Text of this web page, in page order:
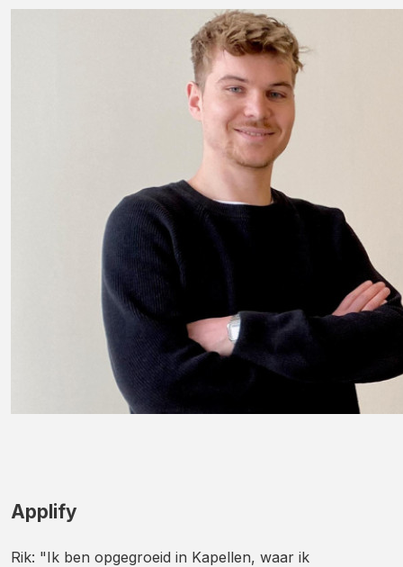
Applify
Rik: "Ik ben opgegroeid in Kapellen, waar ik